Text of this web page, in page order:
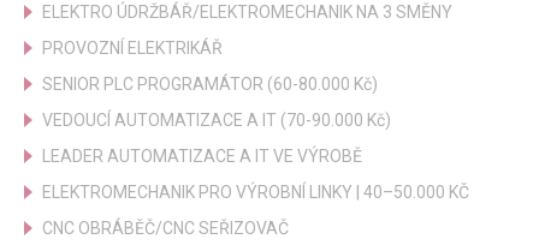
ELEKTRO ÚDRŽBÁŘ/ELEKTROMECHANIK NA 3 SMĚNY
PROVOZNÍ ELEKTRIKÁŘ
SENIOR PLC PROGRAMÁTOR (60-80.000 Kč)
VEDOUCÍ AUTOMATIZACE A IT (70-90.000 Kč)
LEADER AUTOMATIZACE A IT VE VÝROBĚ
ELEKTROMECHANIK PRO VÝROBNÍ LINKY | 40–50.000 KČ
CNC OBRÁBĚČ/CNC SEŘIZOVAČ